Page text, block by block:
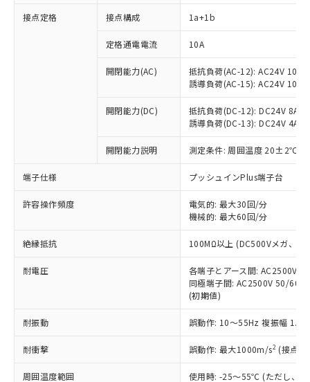
接点定格 接点構成 1a+1b
定格通電電流 10A
開閉能力(AC)
抵抗負荷(AC-12): AC24V 10A/
誘導負荷(AC-15): AC24V
開閉能力(DC)
抵抗負荷(DC-12): DC24V 8A/
誘導負荷(DC-13): DC24V 4A/
開閉能力説明 測定条件: 周囲温度 20±2℃、
端子仕様 プッシュインPlus端子台
許容操作頻度
電気的: 最大30回/分
機械的: 最大60回/分
絶縁抵抗 100MΩ以上 (DC500Vメガ、点
耐電圧
各端子とアース間: AC2500V
同極端子間: AC2500V 50/
(初期値)
耐振動 誤動作: 10～55Hz 複振幅
耐衝撃 誤動作: 最大1000m/s2 (接点
周囲温度範囲
使用時: -25～55℃ (ただし、氷
ご利用条件
以下の条件をお読みいただき、同意のうえ
ご利用ください。
本サービスは、当社制御機器事業取扱
商品の当社在庫状況および標準価格
(税抜)を提供させていただくもので
当社制御機器事業取扱商品の中には、
本サービスの対象外となる商品もある
ことをご了承ください。
在庫状況および標準価格照会結果は、
記載している更新日時点での社内デー
タに基づき作成されるものであり、閲
覧された時点での実際の在庫および標
準価格とは異なる場合があることをご
正式な納期状況および標準価格はお客
※1 対応状況
対応済み：EU RoHS指令（10物質）の
非含有に対応した製品が提供可能な商品で
対応予定：EU RoHS指令（10物質）の非含
有に対応した製品に切り替える予定のある
対応予定なし：EU RoHS指令（10物質）の
非含有に非対応の商品で、対応品を出す予
調査・確認中：EU RoHS指令（10物質）の
非含有の対応状況を調査中または確認中の
商品です。
非該当品：ライセンス料など無形物で、有
害物質有無と関係のない商品です。
仕入先様の事情により、非含有部品として
いたものが、含有品と判明した場合などや
むを得ず変更することがあります。
六価クロム(Cr(Ⅵ)) 1000ppm以下、ポリ臭化ビフェニル
類(PBB) 1000ppm以下、ポリ臭化ジフェニルエーテル類
(PBDE) 1000ppm以下、フタル酸ビス(2-エチルヘキシ
ル) (DEHP)(別名：DOP) 1000ppm以下、フタル酸ブチ
ルベンジル（BBP） 1000ppm以下、フタル酸ジブチル
「○」：最大均質材料含有率が中国RoHSの
基準値以下であることを示します。
「×」：最大均質材料含有率が中国RoHSの
基準値を超えていることを示します。
「－」：未確認です。当社販売部門へお問
*中国RoHS10物質の基準値 (GB/T26572)：
Pb(鉛) :1000ppm、 Hg(水銀) : 1000ppm、 Cd(カドミウ
Cr(Ⅵ)(六価クロム) : 1000ppm、 PBBs(ポリ臭化ビフェ
DBP(フタル酸ジブチル) : 1000ppm、 DIBP(フタル酸ジ
当社は、これら貴社製品のうち、外国
為替および外国貿易法に定める商品
（以下｢規制貨物等」という）を輸出
または国外への提供する場合は、日本
国政府の輸出許可(または役務取引許
可)を取得するなどの必要な手続きを
当社は規制貨物を破棄する場合は、完
一定数以上の在庫あり